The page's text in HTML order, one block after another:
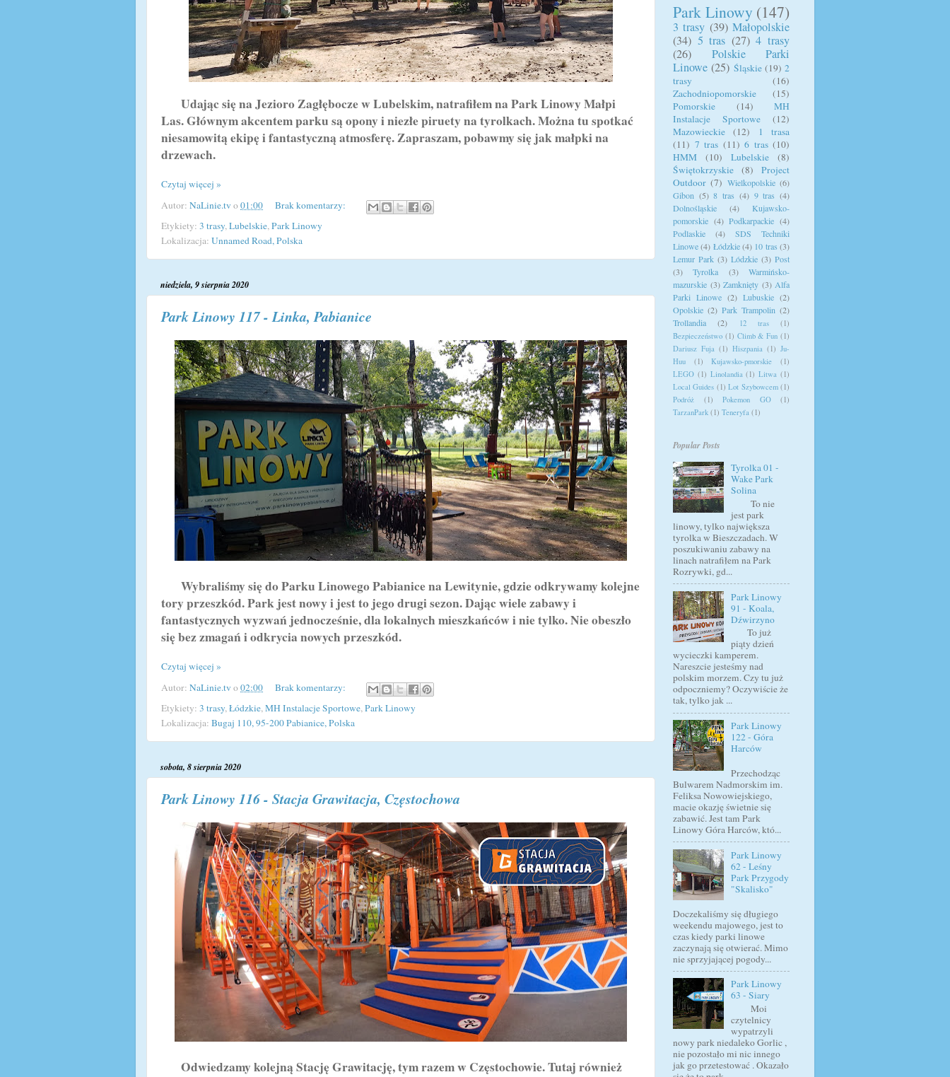
Udając się na Jezioro Zagłębocze w Lubelskim, natrafiłem na Park Linowy Małpi
Las. Głównym akcentem parku są opony i niezłe piruety na tyrolkach. Można tu spotkać
niesamowitą ekipę i fantastyczną atmosferę. Zapraszam, pobawmy się jak małpki na
drzewach.
Czytaj więcej »
Autor: NaLinie.tvo 01:00
Brak komentarzy:
Etykiety: 3 trasy,Lubelskie,Park Linowy
Lokalizacja: Unnamed Road, Polska
niedziela, 9 sierpnia 2020
Park Linowy 117 - Linka, Pabianice
Wybraliśmy się do Parku Linowego Pabianice na Lewitynie, gdzie odkrywamy kolejne
tory przeszkód. Park jest nowy i jest to jego drugi sezon. Dając wiele zabawy i
fantastycznych wyzwań jednocześnie, dla lokalnych mieszkańców i nie tylko. Nie obeszło
się bez zmagań i odkrycia nowych przeszkód.
Czytaj więcej »
Autor: NaLinie.tvo 02:00
Brak komentarzy:
Etykiety: 3 trasy, Łódzkie, MH Instalacje Sportowe, Park Linowy
Lokalizacja: Bugaj 110, 95-200 Pabianice, Polska
sobota, 8 sierpnia 2020
Park Linowy 116 - Stacja Grawitacja, Częstochowa
Odwiedzamy kolejną Stację Grawitację, tym razem w Częstochowie. Tutaj również
Park Linowy (147)
3 trasy (39) Małopolskie
(34) 5 tras (27) 4 trasy
(26)
Polskie Parki
Linowe (25) Śląskie (19) 2
trasy
(16)
Zachodniopomorskie
(15)
Pomorskie
(14)
MH
Instalacje Sportowe
(12)
Mazowieckie
(12)
1 trasa
(11) 7 tras (11) 6 tras (10)
HMM
(10) Lubelskie
(8)
Świętokrzyskie
(8)
Project
Outdoor (7) Wielkopolskie (6)
Gibon (5) 8 tras (4) 9 tras (4)
Dolnośląskie
(4)
Kujawsko-
pomorskie (4) Podkarpackie (4)
Podlaskie
(4)
SDS Techniki
Linowe (4) Łódzkie (4) 10 tras (3)
Lemur Park (3) Lódzkie (3) Post
(3)
Tyrolka (3)
Warmińsko-
mazurskie (3) Zamknięty (3) Alfa
Parki Linowe (2) Lubuskie (2)
Opolskie (2) Park Trampolin (2)
Trollandia
(2) 12 tras
(1)
Bezpieczeństwo (1) Climb & Fun (1)
Dariusz Fuja (1) Hiszpania (1) Ju-
Huu
(1) Kujawsko-pmorskie
(1)
LEGO (1) Linolandia (1) Litwa (1)
Local Guides (1) Lot Szybowcem (1)
Podróż
(1) Pokemon GO
(1)
TarzanPark (1) Teneryfa (1)
Popular Posts
Tyrolka 01 -
Wake Park
Solina
To nie
jest park
linowy, tylko największa
tyrolka w Bieszczadach. W
poszukiwaniu zabawy na
linach natrafiłem na Park
Rozrywki, gd...
Park Linowy
91 - Koala,
Dźwirzyno
To już
piąty dzień
wycieczki kamperem.
Nareszcie jesteśmy nad
polskim morzem. Czy tu już
odpoczniemy? Oczywiście że
tak, tylko jak ...
Park Linowy
122 - Góra
Harców
Przechodząc
Bulwarem Nadmorskim im.
Feliksa Nowowiejskiego,
macie okazję świetnie się
zabawić. Jest tam Park
Linowy Góra Harców, któ...
Park Linowy
62 - Leśny
Park Przygody
"Skalisko"
Doczekaliśmy się długiego
weekendu majowego, jest to
czas kiedy parki linowe
zaczynają się otwierać. Mimo
nie sprzyjającej pogody...
Park Linowy
63 - Siary
Moi
czytelnicy
wypatrzyli
nowy park niedaleko Gorlic ,
nie pozostało mi nic innego
jak go przetestować . Okazało